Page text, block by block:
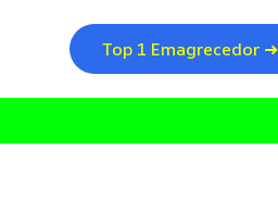
Top 1 Emagrecedor ➜